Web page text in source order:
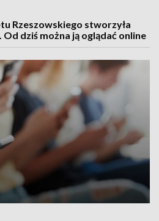
Rzeszowskiego stworzyła
dziś można ją oglądać online